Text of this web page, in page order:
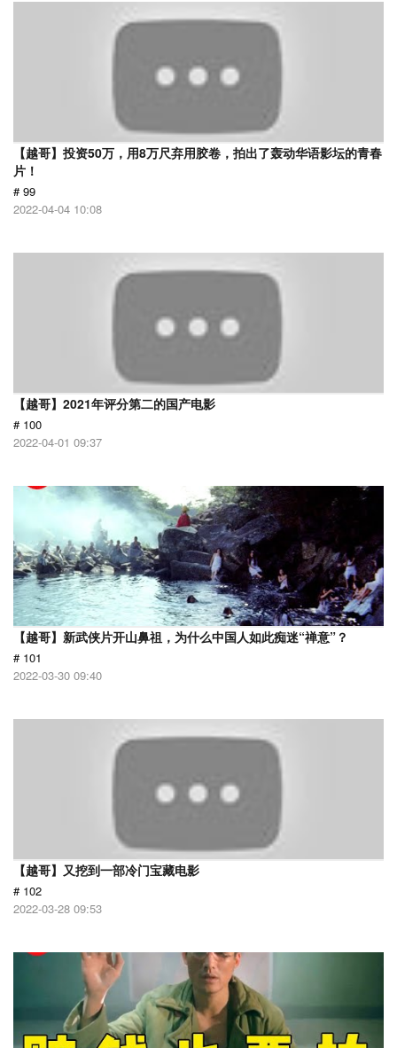
【越哥】投资50万，用8万尺弃用胶卷，拍出了轰动华语影坛的青春
片！
# 99
2022-04-04 10:08
【越哥】2021年评分第二的国产电影
# 100
2022-04-01 09:37
【越哥】新武侠片开山鼻祖，为什么中国人如此痴迷“禅意”？
# 101
2022-03-30 09:40
【越哥】又挖到一部冷门宝藏电影
# 102
2022-03-28 09:53